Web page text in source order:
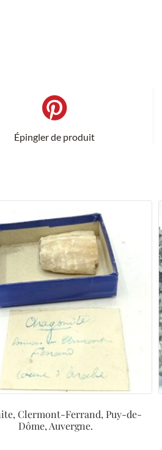
Épingler de produit
Clermont-Ferrand, Puy-de-
Dôme, Auvergne.